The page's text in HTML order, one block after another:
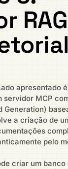
apresentado
servidor MCP
Generation)
a criação de
pelo
criar um